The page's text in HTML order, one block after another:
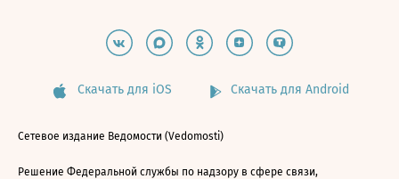
Скачать для iOS Скачать для Android
Сетевое издание Ведомости (Vedomosti)
Решение Федеральной службы по надзору в сфере связи,